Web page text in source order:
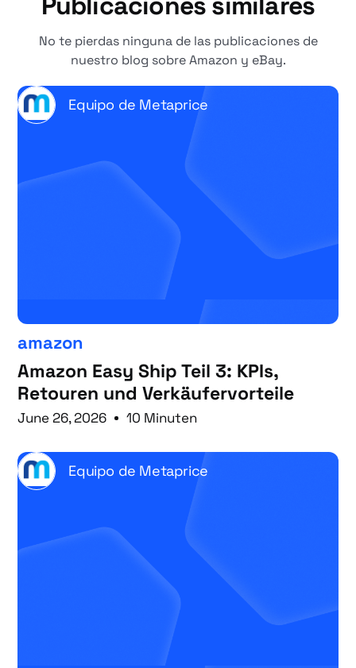
No te pierdas ninguna de las publicaciones de
nuestro blog sobre Amazon y eBay.
Equipo de Metaprice
amazon
Amazon Easy Ship Teil 3: KPIs,
Retouren und Verkäufervorteile
June 26, 2026 10 Minuten
Equipo de Metaprice